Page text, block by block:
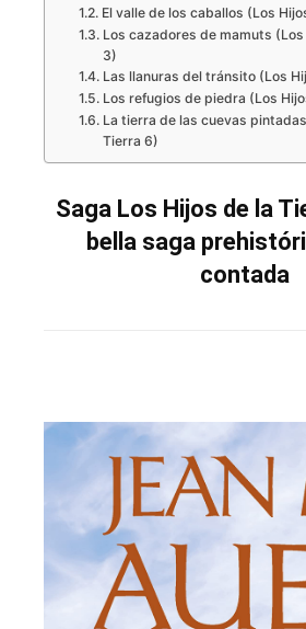
El valle de los caballos (Los
Los cazadores de mamuts
3)
Las llanuras del tránsito (Los
Los refugios de piedra (Los
La tierra de las cuevas
Tierra 6)
Saga Los Hijos de la
bella saga
contada